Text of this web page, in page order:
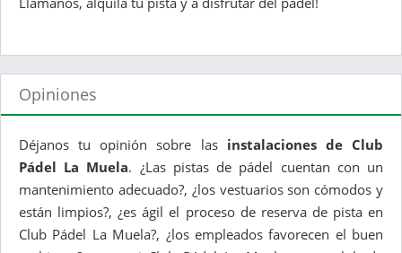
Opiniones
Déjanos tu opinión sobre las instalaciones de Club
Pádel La Muela. ¿Las pistas de pádel cuentan con un
mantenimiento adecuado?, ¿los vestuarios son cómodos y
están limpios?, ¿es ágil el proceso de reserva de pista en
Club Pádel La Muela?, ¿los empleados favorecen el buen